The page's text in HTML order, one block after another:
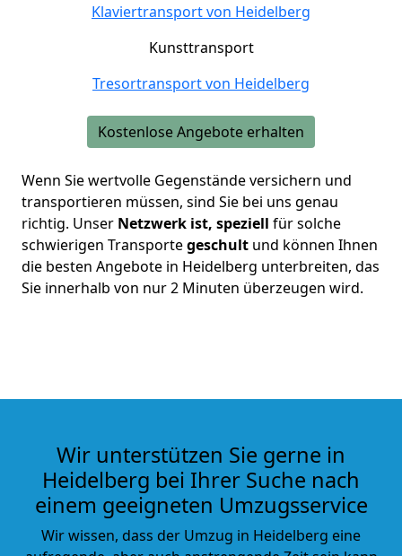
Klaviertransport von Heidelberg
Kunsttransport
Tresortransport von Heidelberg
Kostenlose Angebote erhalten
Wenn Sie wertvolle Gegenstände versichern und
transportieren müssen, sind Sie bei uns genau
richtig. Unser Netzwerk ist, speziell für solche
schwierigen Transportegeschult und können Ihnen
die besten Angebote in Heidelberg unterbreiten, das
Sie innerhalb von nur 2 Minuten überzeugen wird.
Wir unterstützen Sie gerne in
Heidelberg bei Ihrer Suche nach
einem geeigneten Umzugsservice
Wir wissen, dass der Umzug in Heidelberg eine